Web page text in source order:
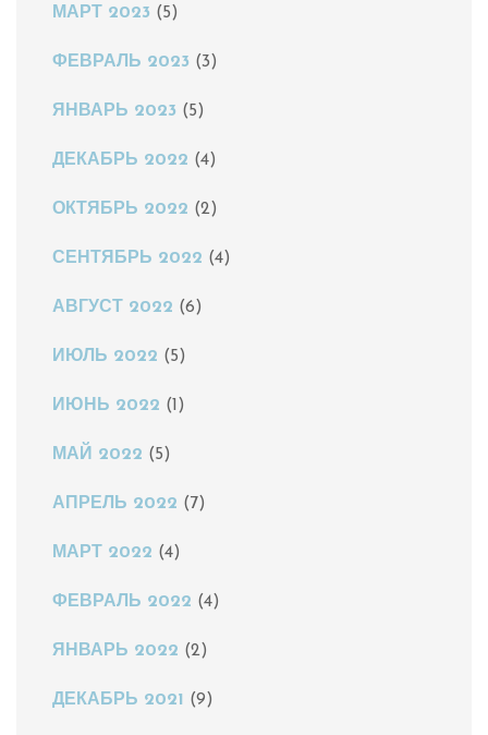
МАРТ 2023 (5)
ФЕВРАЛЬ 2023 (3)
ЯНВАРЬ 2023 (5)
ДЕКАБРЬ 2022 (4)
ОКТЯБРЬ 2022 (2)
СЕНТЯБРЬ 2022 (4)
АВГУСТ 2022 (6)
ИЮЛЬ 2022 (5)
ИЮНЬ 2022 (1)
МАЙ 2022 (5)
АПРЕЛЬ 2022 (7)
МАРТ 2022 (4)
ФЕВРАЛЬ 2022 (4)
ЯНВАРЬ 2022 (2)
ДЕКАБРЬ 2021 (9)